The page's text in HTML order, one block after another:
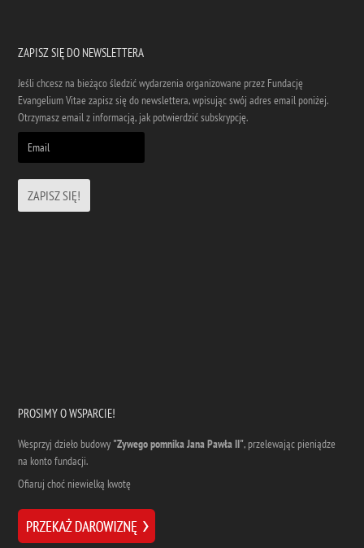
ZAPISZ SIĘ DO NEWSLETTERA
Jeśli chcesz na bieżąco śledzić wydarzenia organizowane przez Fundację
Evangelium Vitae zapisz się do newslettera, wpisując swój adres email poniżej.
Otrzymasz email z informacją, jak potwierdzić subskrypcję.
PROSIMY O WSPARCIE!
Wesprzyj dzieło budowy "Zywego pomnika Jana Pawła II", przelewając pieniądze
na konto fundacji.
Ofiaruj choć niewielką kwotę